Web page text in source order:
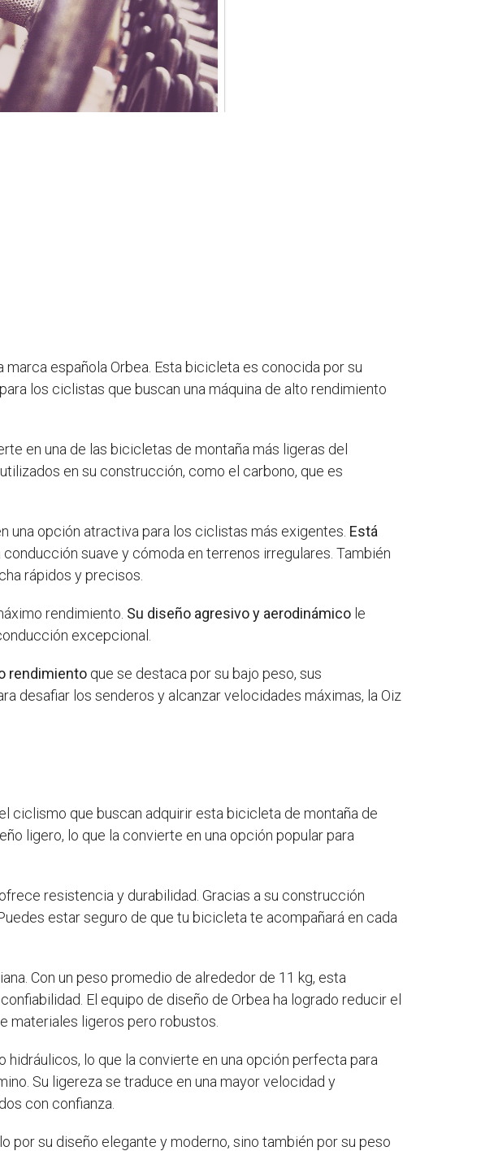
española Orbea. Esta bicicleta es conocida por su
los ciclistas que buscan una máquina de alto rendimiento
en una de las bicicletas de montaña más ligeras del
en su construcción, como el carbono, que es
una opción atractiva para los ciclistas más exigentes. Está
conducción suave y cómoda en terrenos irregulares. También
rápidos y precisos.
rendimiento. Su diseño agresivo y aerodinámico le
excepcional.
rendimiento que se destaca por su bajo peso, sus
desafiar los senderos y alcanzar velocidades máximas, la Oiz
ciclismo que buscan adquirir esta bicicleta de montaña de
ligero, lo que la convierte en una opción popular para
resistencia y durabilidad. Gracias a su construcción
estar seguro de que tu bicicleta te acompañará en cada
Con un peso promedio de alrededor de 11 kg, esta
El equipo de diseño de Orbea ha logrado reducir el
materiales ligeros pero robustos.
lo que la convierte en una opción perfecta para
Su ligereza se traduce en una mayor velocidad y
con confianza.
por su diseño elegante y moderno, sino también por su peso